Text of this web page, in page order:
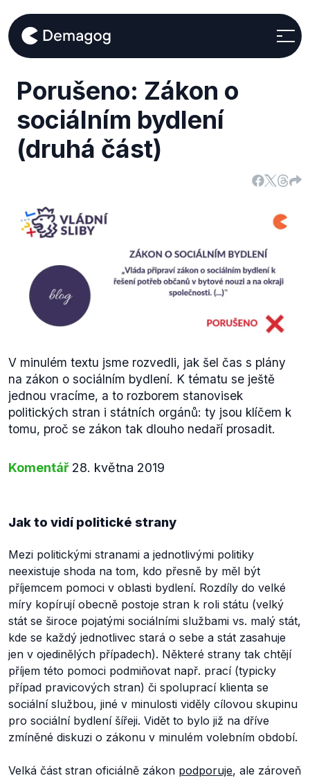
Porušeno: Zákon o
sociálním bydlení
(druhá část)
V minulém textu jsme rozvedli, jak šel čas s plány
na zákon o sociálním bydlení. K tématu se ještě
jednou vracíme, a to rozborem stanovisek
politických stran i státních orgánů: ty jsou klíčem k
tomu, proč se zákon tak dlouho nedaří prosadit.
Komentář 28. května 2019
Jak to vidí politické strany
Mezi politickými stranami a jednotlivými politiky
neexistuje shoda na tom, kdo přesně by měl být
příjemcem pomoci v oblasti bydlení. Rozdíly do velké
míry kopírují obecně postoje stran k roli státu (velký
stát se široce pojatými sociálními službami vs. malý stát,
kde se každý jednotlivec stará o sebe a stát zasahuje
jen v ojedinělých případech). Některé strany tak chtějí
příjem této pomoci podmiňovat např. prací (typicky
případ pravicových stran) či spoluprací klienta se
sociální službou, jiné v minulosti viděly cílovou skupinu
pro sociální bydlení šířeji. Vidět to bylo již na dříve
zmíněné diskuzi o zákonu v minulém volebním období.
Velká část stran oficiálně zákon podporuje, ale zároveň